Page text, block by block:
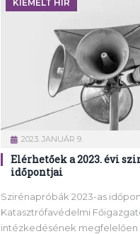
KIEMELT HÍR
2023. JANUÁR 9.
Elérhetőek a 2023. évi
időpontjai
Szirénapróbák 2023-as
Katasztrófavédelmi
intézkedésének